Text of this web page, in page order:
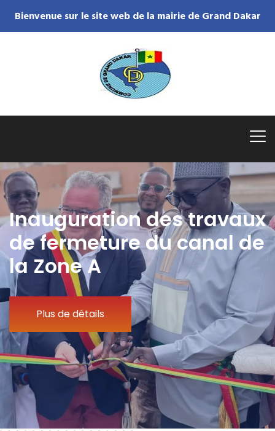
Bienvenue sur le site web de la mairie de Grand Dakar
Inauguration des travaux
de fermeture du canal de
la Zone A
Plus de détails